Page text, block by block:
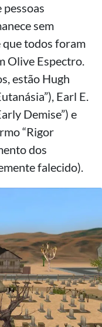
sem
que todos foram
Olive Espectro.
estão Hugh
Earl E.
Demise”) e
“Rigor
dos
falecido).